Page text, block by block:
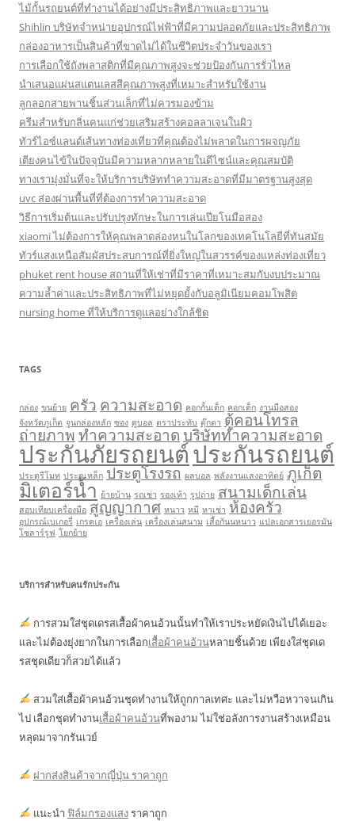
ไม้กั้นรถยนต์ที่ทำงานได้อย่างมีประสิทธิภาพและยาวนาน
Shihlin บริษัทจำหน่ายอุปกรณ์ไฟฟ้าที่มีความปลอดภัยและประสิทธิภาพ
กล่องอาหารเป็นสินค้าที่ขาดไม่ได้ในชีวิตประจำวันของเรา
การเลือกใช้ถังพลาสติกที่มีคุณภาพสูงจะช่วยป้องกันการรั่วไหล
นำเสนอแผ่นสแตนเลสสีคุณภาพสูงที่เหมาะสำหรับใช้งาน
ลูกลอกสายพานชิ้นส่วนเล็กที่ไม่ควรมองข้าม
ครีมสำหรับกลิ่นคนแก่ช่วยเสริมสร้างคอลลาเจนในผิว
ทัวร์ไอซ์แลนด์เส้นทางท่องเที่ยวที่คุณต้องไม่พลาดในการผจญภัย
เตียงคนไข้ในปัจจุบันมีความหลากหลายในดีไซน์และคุณสมบัติ
ทางเรามุ่งมั่นที่จะให้บริการบริษัททำความสะอาดที่มีมาตรฐานสูงสุด
uvc ส่องผ่านพื้นที่ที่ต้องการทำความสะอาด
วิธีการเริ่มต้นและปรับปรุงทักษะในการเล่นเปียโนมือสอง
xiaomi ไม่ต้องการให้คุณพลาดล่องหนในโลกของเทคโนโลยีที่ทันสมัย
ทัวร์แสงเหนือสัมผัสประสบการณ์ที่ยิ่งใหญ่ในสวรรค์ของแหล่งท่องเที่ยว
phuket rent house สถานที่ให้เช่าที่มีราคาที่เหมาะสมกับงบประมาณ
ความล้ำค่าและประสิทธิภาพที่ไม่หยุดยั้งกับอลูมิเนียมคอมโพสิต
nursing home ที่ให้บริการดูแลอย่างใกล้ชิด
TAGS
กล่อง ขนย้าย ครัว ความสะอาด คอกกั้นเด็ก คอกเด็ก งานมือสอง
จังหวัดภูเก็ต จูนกล่องหลัก ซอง ดูบอล ตราประทับ ตุ๊กตา ตู้คอนโทรล
ถ่ายภาพทำความสะอาดบริษัททำความสะอาด
ประกันภัยรถยนต์ประกันรถยนต์
ประตูรีโมท ประตูเหล็ก ประตูโรงรถ ผลบอล พลังงานแสงอาทิตย์ ภูเก็ต
มิเตอร์น้ำ ย้ายบ้าน รถเช่า รองเท้า รูปถ่าย สนามเด็กเล่น
สอบเทียบเครื่องมือ สูญญากาศ หนาว หมี หาเช่า ห้องครัว
อุปกรณ์เบเกอรี่ เกรดเอ เครื่องเล่น เครื่องเล่นสนาม เสื้อกันนหนาว แปลเอกสารเยอรมัน
โซลาร์รูฟ โยกย้าย
บริการสำหรับคนรักประกัน
การสวมใส่ชุดเดรสเสื้อผ้าคนอ้วนนั้นทำให้เราประหยัดเงินไปได้เยอะ
และไม่ต้องยุ่งยากในการเลือกเสื้อผ้าคนอ้วนหลายชิ้นด้วย เพียงใส่ชุดเด
รสชุดเดียวก็สวยได้แล้ว
สวมใส่เสื้อผ้าคนอ้วนชุดทำงานให้ถูกกาลเทศะ และไม่หวือหวาจนเกิน
ไป เลือกชุดทำงานเสื้อผ้าคนอ้วนที่พองาม ไม่ใช่อลังการงานสร้างเหมือน
หลุดมาจากรันเวย์
ฝากส่งสินค้าจากญี่ปุ่น ราคาถูก
แนะนำ ฟิล์มกรองแสงราคาถูก